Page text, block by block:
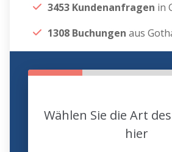
3453 Kundenanfragen in
1308 Buchungen aus
Wählen Sie die Art
hier